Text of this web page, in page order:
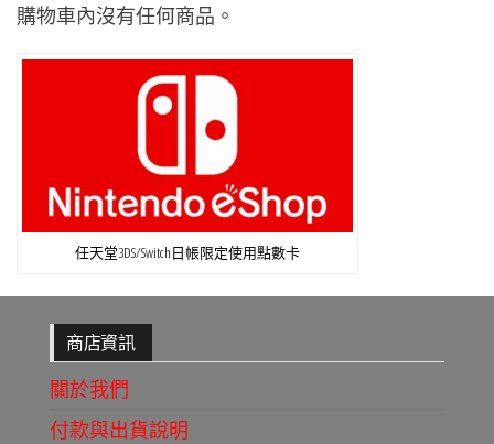
購物車內沒有任何商品。
任天堂3DS/Switch日帳限定使用點數卡
商店資訊
關於我們
付款與出貨說明